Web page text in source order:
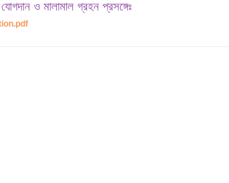
ও মালামাল গ্রহন প্রসঙ্গেঃ